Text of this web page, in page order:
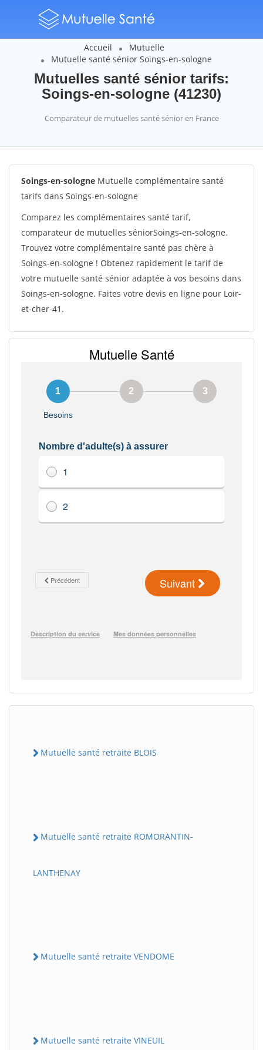
Accueil
Mutuelle
Mutuelle santé sénior Soings-en-sologne
Mutuelles santé sénior tarifs:
Soings-en-sologne (41230)
Comparateur de mutuelles santé sénior en France
Soings-en-sologne Mutuelle complémentaire santé
tarifs dans Soings-en-sologne
Comparez les complémentaires santé tarif,
comparateur de mutuelles séniorSoings-en-sologne.
Trouvez votre complémentaire santé pas chère à
Soings-en-sologne ! Obtenez rapidement le tarif de
votre mutuelle santé sénior adaptée à vos besoins dans
Soings-en-sologne. Faites votre devis en ligne pour Loir-
et-cher-41.
Mutuelle santé retraite BLOIS
Mutuelle santé retraite ROMORANTIN-
LANTHENAY
Mutuelle santé retraite VENDOME
Mutuelle santé retraite VINEUIL